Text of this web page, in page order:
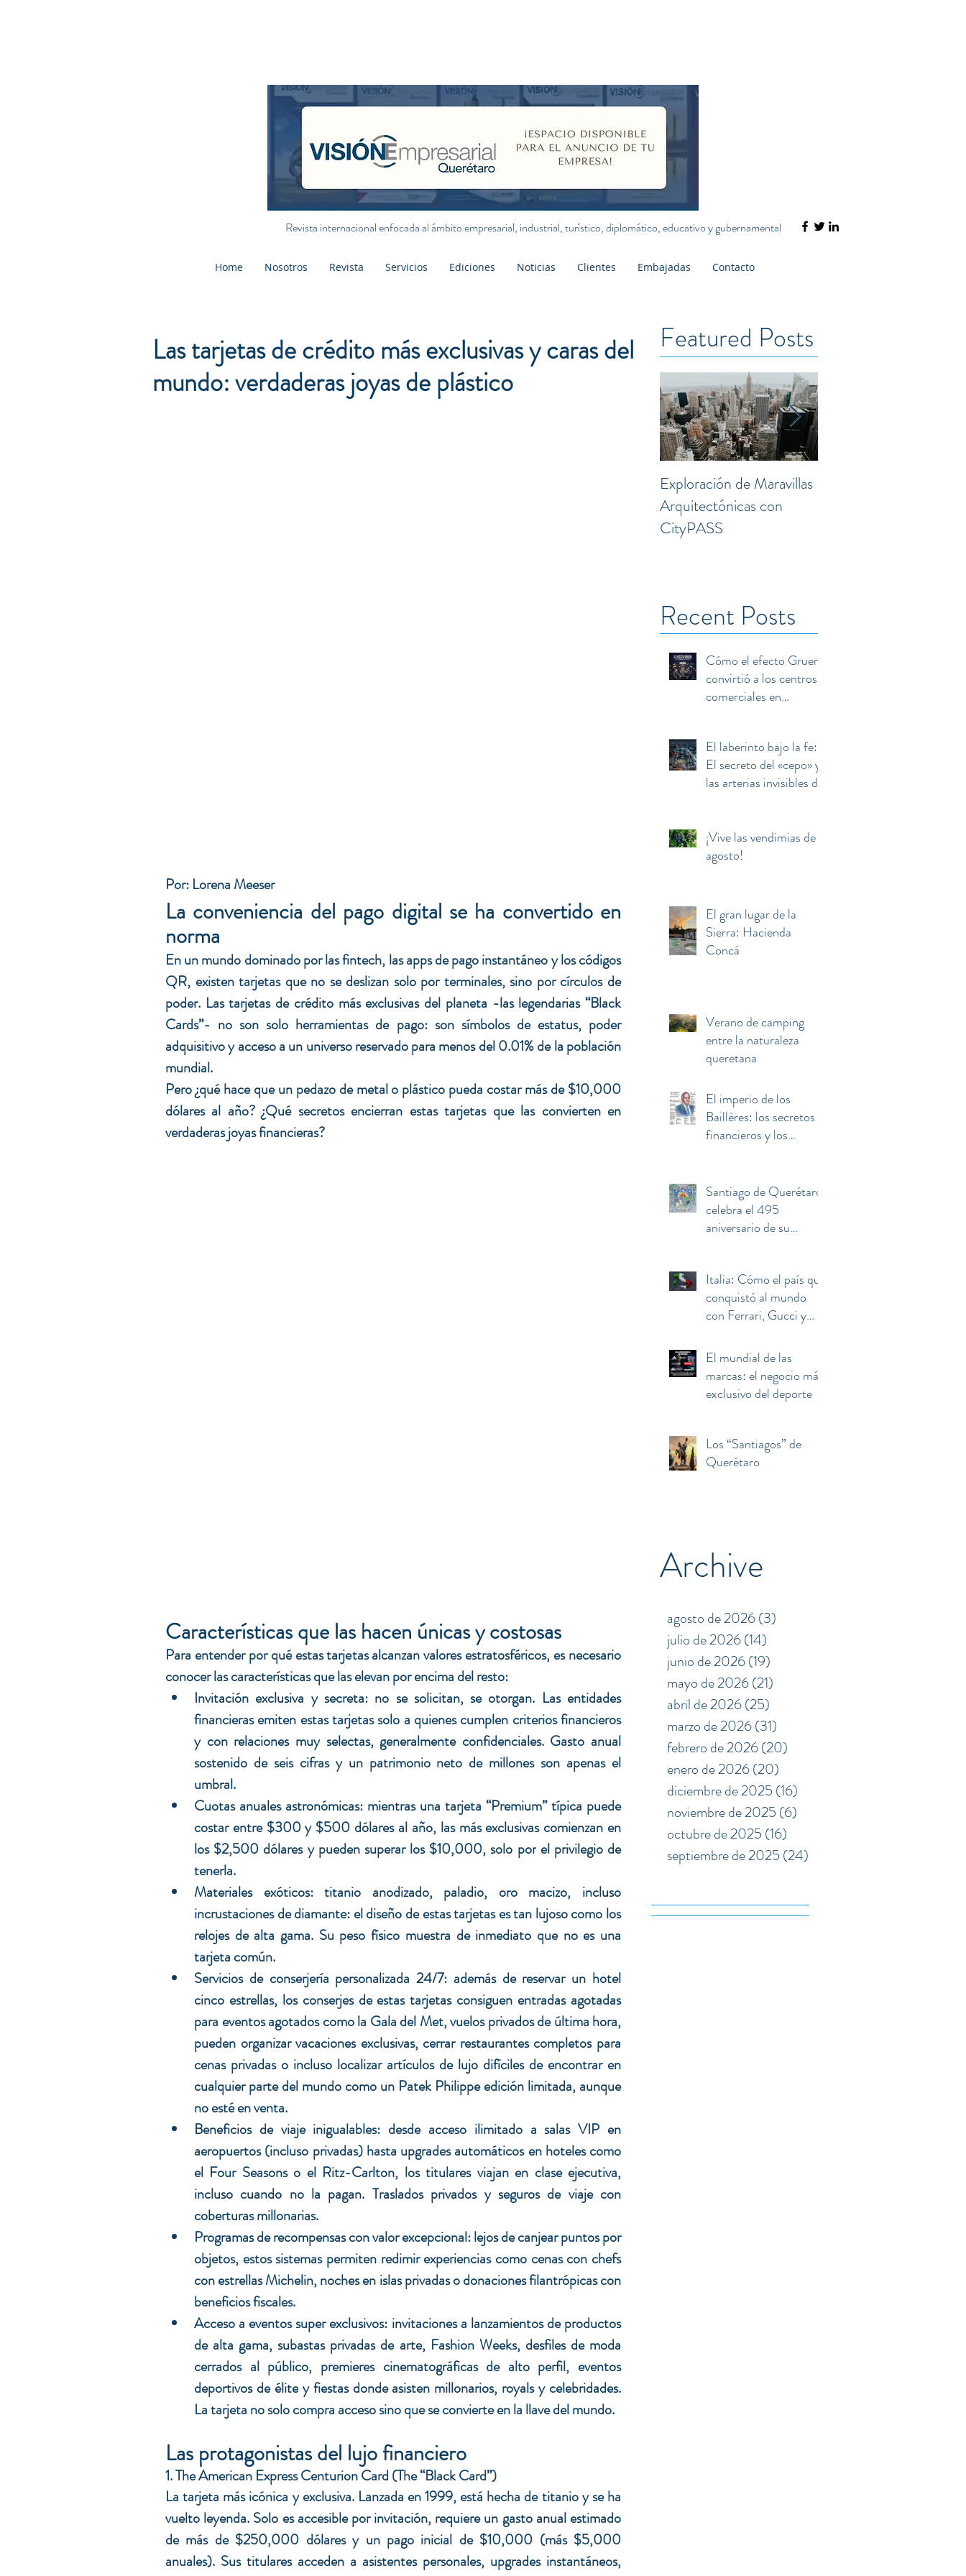
Revista internacional enfocada al ámbito empresarial, industrial, turístico, diplomático, educativo y gubernamental
Home Nosotros Revista Servicios Ediciones Noticias Clientes Embajadas Contacto
Las tarjetas de crédito más exclusivas y caras del
mundo: verdaderas joyas de plástico
Por: Lorena Meeser
La conveniencia del pago digital se ha convertido en
norma
En un mundo dominado por las fintech, las apps de pago instantáneo y los códigos
QR, existen tarjetas que no se deslizan solo por terminales, sino por círculos de
poder. Las tarjetas de crédito más exclusivas del planeta -las legendarias “Black
Cards”- no son solo herramientas de pago: son símbolos de estatus, poder
adquisitivo y acceso a un universo reservado para menos del 0.01% de la población
mundial.
Pero ¿qué hace que un pedazo de metal o plástico pueda costar más de $10,000
dólares al año? ¿Qué secretos encierran estas tarjetas que las convierten en
verdaderas joyas financieras?
Características que las hacen únicas y costosas
Para entender por qué estas tarjetas alcanzan valores estratosféricos, es necesario
conocer las características que las elevan por encima del resto:
Invitación exclusiva y secreta: no se solicitan, se otorgan. Las entidades
financieras emiten estas tarjetas solo a quienes cumplen criterios financieros
y con relaciones muy selectas, generalmente confidenciales. Gasto anual
sostenido de seis cifras y un patrimonio neto de millones son apenas el
umbral.
Cuotas anuales astronómicas: mientras una tarjeta “Premium” típica puede
costar entre $300 y $500 dólares al año, las más exclusivas comienzan en
los $2,500 dólares y pueden superar los $10,000, solo por el privilegio de
tenerla.
Materiales exóticos: titanio anodizado, paladio, oro macizo, incluso
incrustaciones de diamante: el diseño de estas tarjetas es tan lujoso como los
relojes de alta gama. Su peso físico muestra de inmediato que no es una
tarjeta común.
Servicios de conserjería personalizada 24/7: además de reservar un hotel
cinco estrellas, los conserjes de estas tarjetas consiguen entradas agotadas
para eventos agotados como la Gala del Met, vuelos privados de última hora,
pueden organizar vacaciones exclusivas, cerrar restaurantes completos para
cenas privadas o incluso localizar artículos de lujo difíciles de encontrar en
cualquier parte del mundo como un Patek Philippe edición limitada, aunque
no esté en venta.
Beneficios de viaje inigualables: desde acceso ilimitado a salas VIP en
aeropuertos (incluso privadas) hasta upgrades automáticos en hoteles como
el Four Seasons o el Ritz-Carlton, los titulares viajan en clase ejecutiva,
incluso cuando no la pagan. Traslados privados y seguros de viaje con
coberturas millonarias.
Programas de recompensas con valor excepcional: lejos de canjear puntos por
objetos, estos sistemas permiten redimir experiencias como cenas con chefs
con estrellas Michelin, noches en islas privadas o donaciones filantrópicas con
beneficios fiscales.
Acceso a eventos super exclusivos: invitaciones a lanzamientos de productos
de alta gama, subastas privadas de arte, Fashion Weeks, desfiles de moda
cerrados al público, premieres cinematográficas de alto perfil, eventos
deportivos de élite y fiestas donde asisten millonarios, royals y celebridades.
La tarjeta no solo compra acceso sino que se convierte en la llave del mundo.
Las protagonistas del lujo financiero
1. The American Express Centurion Card (The “Black Card”)
La tarjeta más icónica y exclusiva. Lanzada en 1999, está hecha de titanio y se ha
vuelto leyenda. Solo es accesible por invitación, requiere un gasto anual estimado
de más de $250,000 dólares y un pago inicial de $10,000 (más $5,000
anuales). Sus titulares acceden a asistentes personales, upgrades instantáneos,
Featured Posts
Exploración de Maravillas
Arquitectónicas con
CityPASS
Recent Posts
Cómo el efecto Gruen
convirtió a los centros
comerciales en
del consumidor
El laberinto bajo la fe:
El secreto del «cepo» y
las arterias invisibles de
¡Vive las vendimias de
agosto!
El gran lugar de la
Sierra: Hacienda
Concá
Verano de camping
entre la naturaleza
queretana
El imperio de los
Baillères: los secretos
financieros y los
El Palacio de Hierro
Santiago de Querétaro
celebra el 495
aniversario de su
Italia: Cómo el país que
conquistó al mundo
con Ferrari, Gucci y
atrapado entre el euro,
Berlusconi y China
El mundial de las
marcas: el negocio más
exclusivo del deporte
Los “Santiagos” de
Querétaro
Archive
agosto de 2026(3)
julio de 2026(14)
junio de 2026(19)
mayo de 2026(21)
abril de 2026(25)
marzo de 2026(31)
febrero de 2026(20)
enero de 2026(20)
diciembre de 2025 (16)
noviembre de 2025 (6)
octubre de 2025 (16)
septiembre de 2025 (24)